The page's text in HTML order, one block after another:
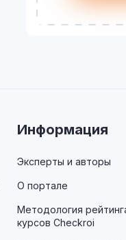
Информация
Эксперты и авторы
О портале
Методология
курсов Checkroi